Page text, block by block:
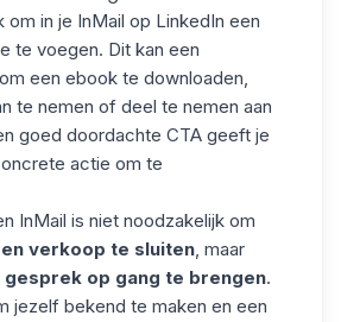
om in je InMail op LinkedIn een
te voegen. Dit kan een
een ebook te downloaden,
te nemen of deel te nemen aan
goed doordachte CTA geeft je
actie om te
InMail is niet noodzakelijk om
verkoop te sluiten, maar
gesprek op gang te brengen.
jezelf bekend te maken en een